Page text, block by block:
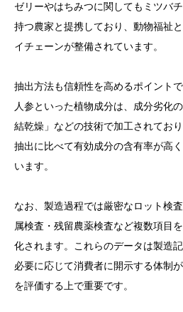
ゼリーやはちみつに関してもミツバ
持つ農家と提携しており、動物福祉
イチェーンが整備されています。
抽出方法も信頼性を高めるポイント
人参といった植物成分は、成分劣化
結乾燥」などの技術で加工されてお
抽出に比べて有効成分の含有率が高
います。
なお、製造過程では厳密なロット検
属検査・残留農薬検査など複数項目
化されます。これらのデータは製造
必要に応じて消費者に開示する体制
を評価する上で重要です。